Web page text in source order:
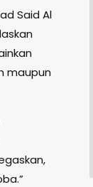
Said Al
maupun